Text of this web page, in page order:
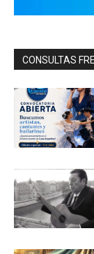
CONSULTAS